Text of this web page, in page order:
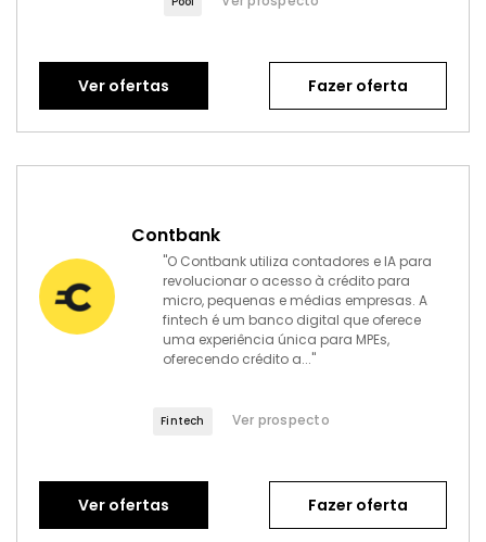
Ver ofertas Fazer oferta
Contbank
"O Contbank utiliza contadores e IA para
revolucionar o acesso à crédito para
micro, pequenas e médias empresas. A
fintech é um banco digital que oferece
uma experiência única para MPEs,
oferecendo crédito a..."
Fintech Ver prospecto
Ver ofertas Fazer oferta